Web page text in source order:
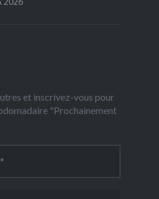
et inscrivez-vous pour
"Prochainement